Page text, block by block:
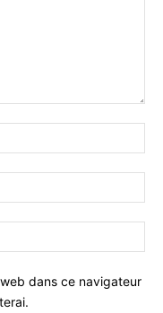
dans ce navigateur